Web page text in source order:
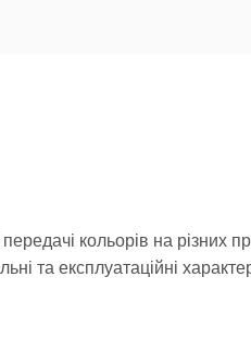
кольорів на різних
та експлуатаційні